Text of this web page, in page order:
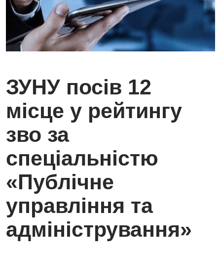
ЗУНУ посів 12
місце у рейтингу
зво за
спеціальністю
«Публічне
управління та
адміністрування»